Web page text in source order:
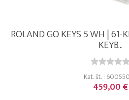
ROLAND GO KEYS 5 WH | 61-
KEYB...
Kat. št. :
459,00 €